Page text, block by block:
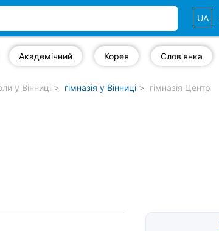
UA
Академічний Корея Слов'янка
у Вінниці гімназія у Вінниці гімназія Центр